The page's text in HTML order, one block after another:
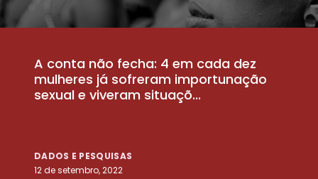
A conta não fecha: 4 em cada dez
mulheres já sofreram importunação
sexual e viveram situaçõ...
DADOS E PESQUISAS
12 de setembro, 2022